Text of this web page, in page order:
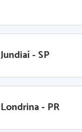
Jundiaí - SP
Londrina - PR